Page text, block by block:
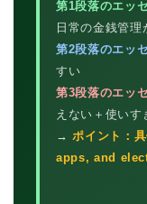
第1段落のエッ
日常の金銭管理
第2段落のエッ
すい
第3段落のエッ
えない＋使いす
→ポイント：
apps, and